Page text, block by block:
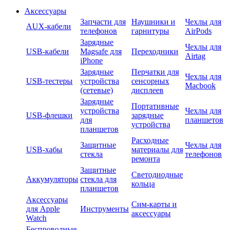
Аксессуары
AUX-кабели
Запчасти для
телефонов
Наушники и
гарнитуры
Чехлы для
AirPods
USB-кабели
Зарядные
Magsafe для
iPhone
Переходники
Чехлы для
Airtag
USB-тестеры
Зарядные
устройства
(сетевые)
Перчатки для
сенсорных
дисплеев
Чехлы для
Macbook
USB-флешки
Зарядные
устройства
для
планшетов
Портативные
зарядные
устройства
Чехлы для
планшетов
USB-хабы
Защитные
стекла
Расходные
материалы для
ремонта
Чехлы для
телефонов
Аккумуляторы
Защитные
стекла для
планшетов
Светодиодные
кольца
Аксессуары
для Apple
Watch
Инструменты
Сим-карты и
аксессуары